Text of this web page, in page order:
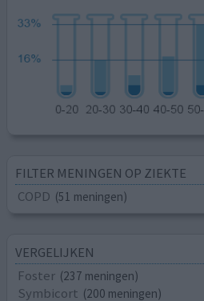
FILTER MENINGEN OP ZIEKTE
COPD (51 meningen)
VERGELIJKEN
Foster (237 meningen)
Symbicort (200 meningen)